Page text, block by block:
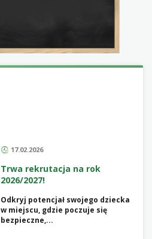
17.02.2026
Trwa rekrutacja na rok
2026/2027!
Odkryj potencjał swojego dziecka
w miejscu, gdzie poczuje się
bezpieczne,...